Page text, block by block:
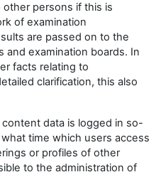
persons if this is
of examination
are passed on to the
and examination boards. In
facts relating to
clarification, this also
data is logged in so-
time which users access
or profiles of other
to the administration of